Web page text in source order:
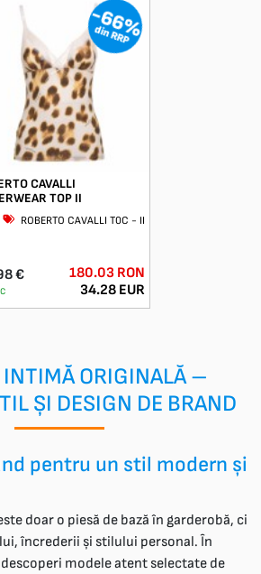
-66%
din RRP
CAVALLI
TOP II
ROBERTO CAVALLI T0C - II
€
180.03 RON
34.28 EUR
INTIMĂ ORIGINALĂ –
ȘI DESIGN DE BRAND
pentru un stil modern și
doar o piesă de bază în garderobă, ci
încrederii și stilului personal. În
modele atent selectate de